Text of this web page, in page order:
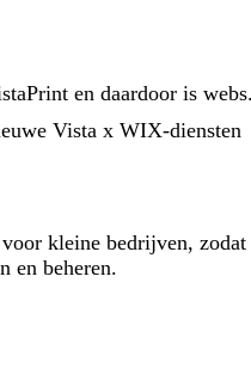
en daardoor is
Vista x WIX-diensten
kleine bedrijven, zodat
en beheren.